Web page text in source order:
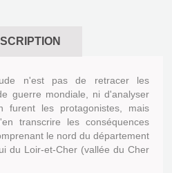
n'est pas de retracer les
guerre mondiale, ni d'analyser
furent les protagonistes, mais
transcrire les conséquences
le nord du département
du Loir-et-Cher (vallée du Cher